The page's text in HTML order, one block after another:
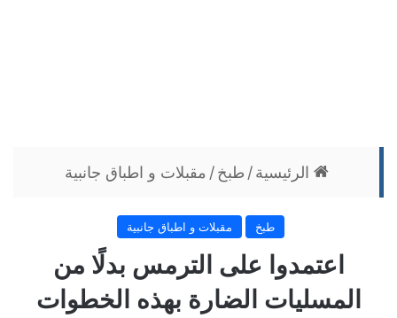
الرئيسية / طبخ / مقبلات و اطباق جانبية
طبخ مقبلات و اطباق جانبية
اعتمدوا على الترمس بدلًا من
المسليات الضارة بهذه الخطوات